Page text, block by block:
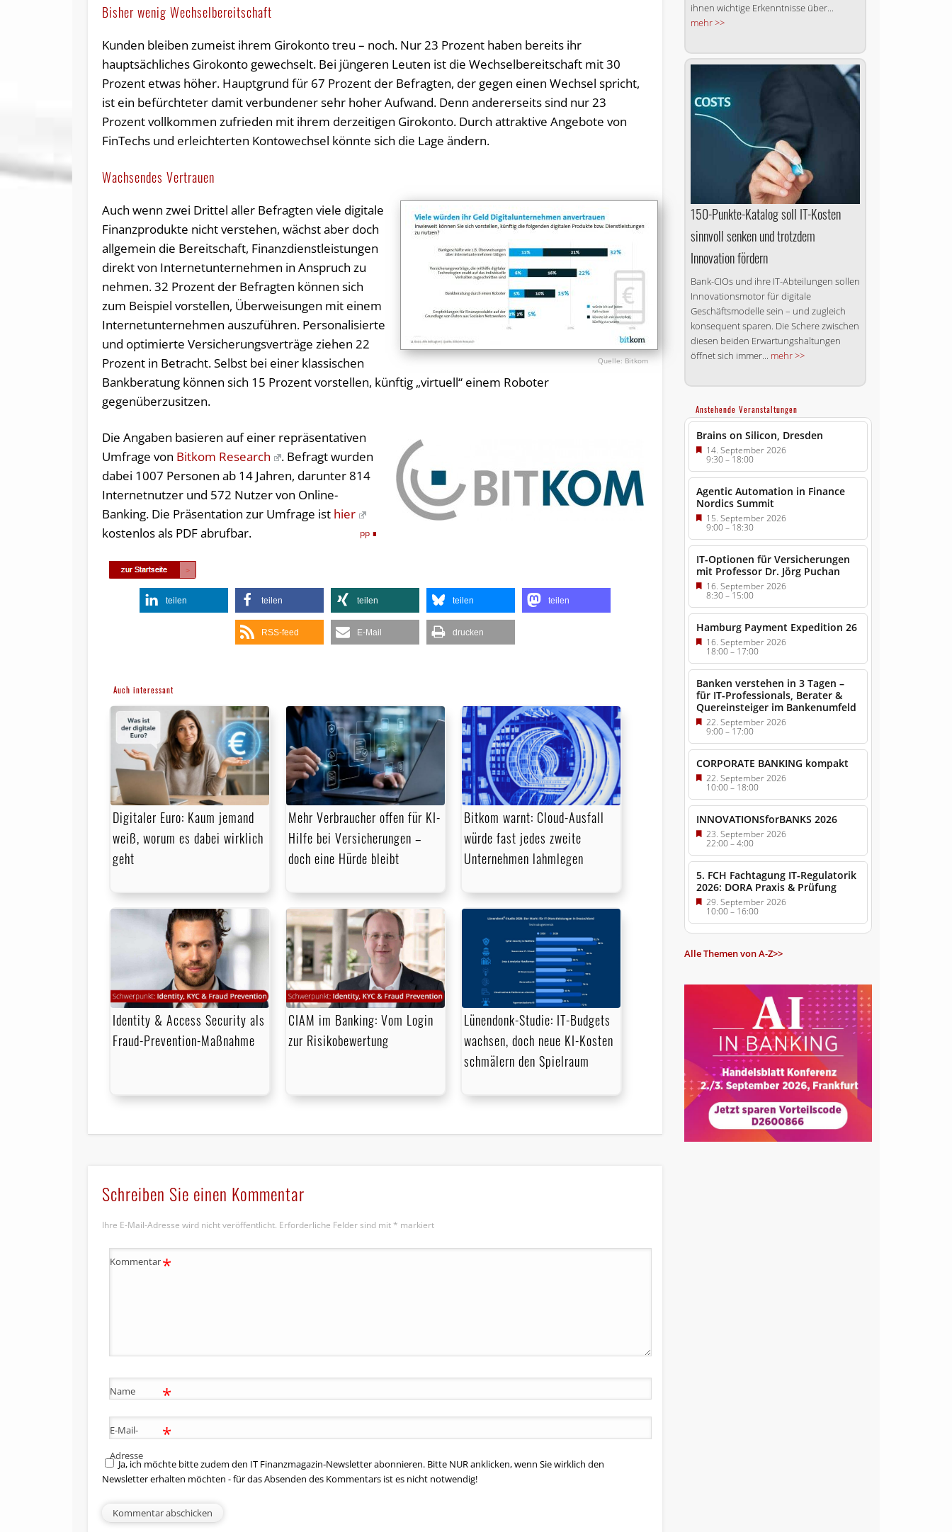
Bisher wenig Wechselbereitschaft
Kunden bleiben zumeist ihrem Girokonto treu – noch. Nur 23 Prozent haben bereits ihr
hauptsächliches Girokonto gewechselt. Bei jüngeren Leuten ist die Wechselbereitschaft mit 30
Prozent etwas höher. Hauptgrund für 67 Prozent der Befragten, der gegen einen Wechsel spricht,
ist ein befürchteter damit verbundener sehr hoher Aufwand. Denn andererseits sind nur 23
Prozent vollkommen zufrieden mit ihrem derzeitigen Girokonto. Durch attraktive Angebote von
FinTechs und erleichterten Kontowechsel könnte sich die Lage ändern.
Wachsendes Vertrauen
Bitkom
Auch wenn zwei Drittel aller Befragten viele digitale
Finanzprodukte nicht verstehen, wächst aber doch
allgemein die Bereitschaft, Finanzdienstleistungen
direkt von Internetunternehmen in Anspruch zu
nehmen. 32 Prozent der Befragten können sich
zum Beispiel vorstellen, Überweisungen mit einem
Internetunternehmen auszuführen. Personalisierte
und optimierte Versicherungsverträge ziehen 22
Prozent in Betracht. Selbst bei einer klassischen
Bankberatung können sich 15 Prozent vorstellen, künftig „virtuell“ einem Roboter
gegenüberzusitzen.
Die Angaben basieren auf einer repräsentativen
Umfrage von Bitkom Research
. Befragt wurden
dabei 1007 Personen ab 14 Jahren, darunter 814
Internetnutzer und 572 Nutzer von Online-
Banking. Die Präsentation zur Umfrage ist hier
kostenlos als PDF abrufbar.
pp
teilen teilen teilen teilen teilen
RSS-feed E-Mail drucken
Auch interessant
Digitaler Euro: Kaum jemand
weiß, worum es dabei wirklich
geht
Mehr Verbraucher offen für KI-
Hilfe bei Versicherungen –
doch eine Hürde bleibt
Bitkom warnt: Cloud-Ausfall
würde fast jedes zweite
Unternehmen lahmlegen
Identity & Access Security als
Fraud-Prevention-Maßnahme
CIAM im Banking: Vom Login
zur Risikobewertung
Lünendonk-Studie: IT-Budgets
wachsen, doch neue KI-Kosten
schmälern den Spielraum
Schreiben Sie einen Kommentar
Ihre E-Mail-Adresse wird nicht veröffentlicht. Erforderliche Felder sind mit * markiert
Kommentar*
Name *
E-Mail-
Adresse
*
Ja, ich möchte bitte zudem den IT Finanzmagazin-Newsletter abonnieren. Bitte NUR anklicken, wenn Sie wirklich den
Newsletter erhalten möchten - für das Absenden des Kommentars ist es nicht notwendig!
ihnen wichtige Erkenntnisse über...
mehr >>
150-Punkte-Katalog soll IT-Kosten
sinnvoll senken und trotzdem
Innovation fördern
Bank-CIOs und ihre IT-Abteilungen sollen
Inno­vations­motor für digitale
Geschäftsmodelle sein – und zugleich
konsequent sparen. Die Schere zwischen
diesen beiden Erwartungshaltungen
öffnet sich immer... mehr >>
Anstehende Veranstaltungen
Brains on Silicon, Dresden
14. September 2026
9:30–18:00
Agentic Automation in Finance
Nordics Summit
15. September 2026
9:00–18:30
IT-Optionen für Versicherungen
mit Professor Dr. Jörg Puchan
16. September 2026
8:30–15:00
Hamburg Payment Expedition 26
16. September 2026
18:00– 17:00
Banken verstehen in 3 Tagen –
für IT-Professionals, Berater &
Quereinsteiger im Bankenumfeld
22. September 2026
9:00–17:00
CORPORATE BANKING kompakt
22. September 2026
10:00– 18:00
INNOVATIONSforBANKS 2026
23. September 2026
22:00–4:00
5. FCH Fachtagung IT-Regulatorik
2026: DORA Praxis & Prüfung
29. September 2026
10:00– 16:00
Alle Themen von A-Z>>